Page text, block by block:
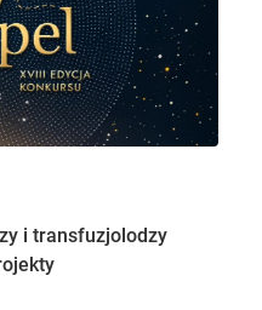
i transfuzjolodzy